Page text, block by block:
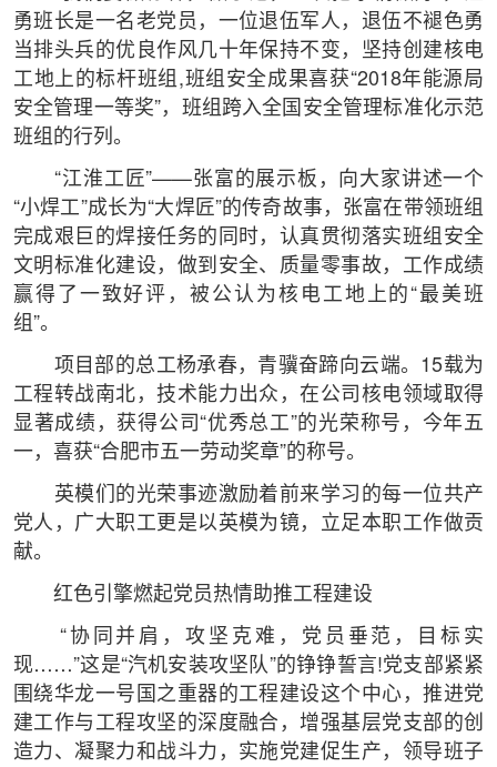
勇班长是一名老党员，一位退伍军人，退伍不褪色勇
当排头兵的优良作风几十年保持不变，坚持创建核电
工地上的标杆班组,班组安全成果喜获“2018年能源局
安全管理一等奖”，班组跨入全国安全管理标准化示范
班组的行列。
“江淮工匠”——张富的展示板，向大家讲述一个
“小焊工”成长为“大焊匠”的传奇故事，张富在带领班组
完成艰巨的焊接任务的同时，认真贯彻落实班组安全
文明标准化建设，做到安全、质量零事故，工作成绩
赢得了一致好评，被公认为核电工地上的“最美班
组”。
项目部的总工杨承春，青骥奋蹄向云端。15载为
工程转战南北，技术能力出众，在公司核电领域取得
显著成绩，获得公司“优秀总工”的光荣称号，今年五
一，喜获“合肥市五一劳动奖章”的称号。
英模们的光荣事迹激励着前来学习的每一位共产
党人，广大职工更是以英模为镜，立足本职工作做贡
献。
红色引擎燃起党员热情助推工程建设
“协同并肩，攻坚克难，党员垂范，目标实
现……”这是“汽机安装攻坚队”的铮铮誓言!党支部紧紧
围绕华龙一号国之重器的工程建设这个中心，推进党
建工作与工程攻坚的深度融合，增强基层党支部的创
造力、凝聚力和战斗力，实施党建促生产，领导班子